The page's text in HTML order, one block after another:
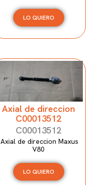
LO QUIERO
Axial de direccion
C00013512
C00013512
Axial de direccion Maxus
V80
LO QUIERO